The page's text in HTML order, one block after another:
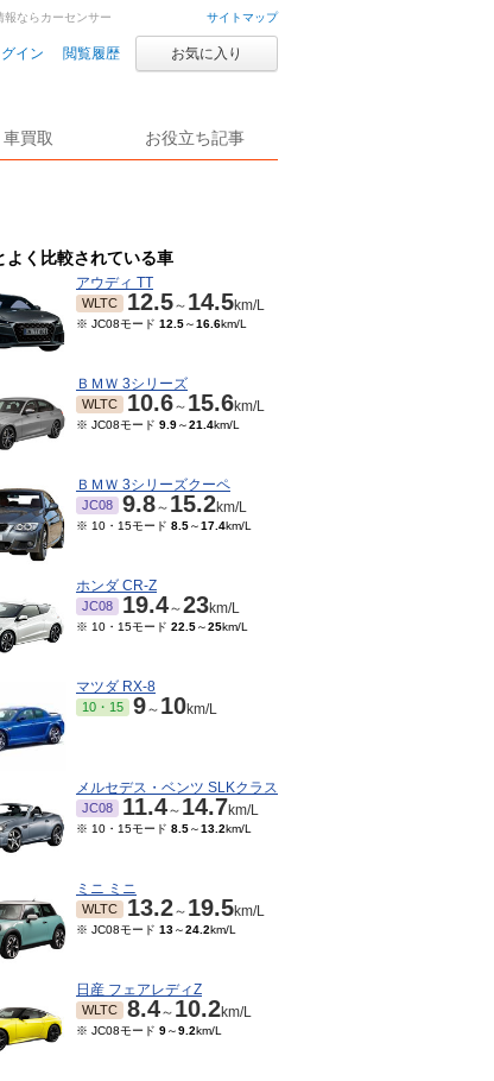
サイトマップ
グイン 閲覧履歴 お気に入り
車買取 お役立ち記事
ならカーセンサー
よく比較されている車
アウディ TT
WLTC 12.5～ 14.5km/L
※ JC08モード 12.5～16.6km/L
ＢＭＷ 3シリーズ
WLTC 10.6～ 15.6km/L
※ JC08モード 9.9～21.4km/L
ＢＭＷ 3シリーズクーペ
JC08 9.8～ 15.2km/L
※ 10・15モード 8.5～17.4km/L
ホンダ CR-Z
JC08 19.4～23km/L
※ 10・15モード 22.5～25km/L
マツダ RX-8
10・15 9～ 10km/L
メルセデス・ベンツ SLKクラス
JC08 11.4～ 14.7km/L
※ 10・15モード 8.5～13.2km/L
ミニ ミニ
WLTC 13.2～ 19.5km/L
※ JC08モード 13～24.2km/L
日産 フェアレディZ
WLTC 8.4～ 10.2km/L
※ JC08モード 9～9.2km/L